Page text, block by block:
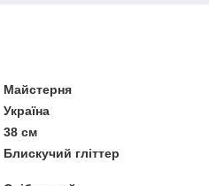
Майстерня
Україна
38 см
Блискучий гліттер